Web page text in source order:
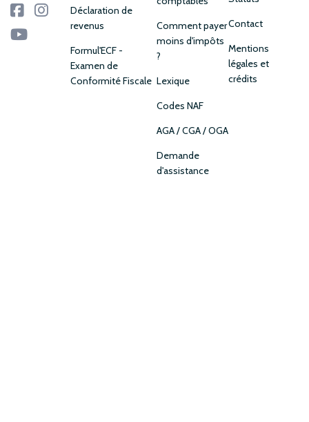
Déclaration de
revenus
Formul'ECF -
Examen de
Conformité Fiscale
Comment payer
moins d'impôts
?
Lexique
Codes NAF
AGA / CGA / OGA
Demande
d'assistance
Contact
Mentions
légales et
crédits